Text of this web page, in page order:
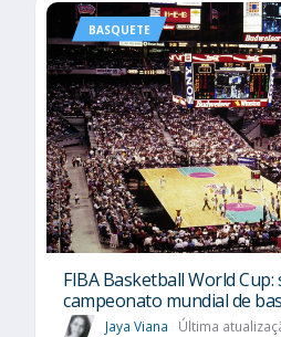
BASQUETE
FIBA Basketball World
campeonato mundial de
Jaya Viana Última